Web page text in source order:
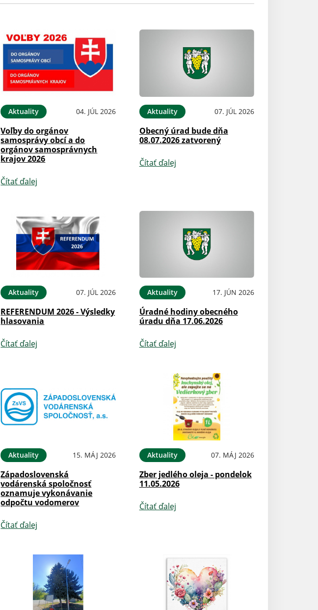
Aktuality 04. JÚL 2026
Voľby do orgánov
samosprávy obcí a do
orgánov samosprávnych
krajov 2026
Čítať ďalej
Aktuality 07. JÚL 2026
Obecný úrad bude dňa
08.07.2026 zatvorený
Čítať ďalej
Aktuality 07. JÚL 2026
REFERENDUM 2026 - Výsledky
hlasovania
Čítať ďalej
Aktuality 17. JÚN 2026
Úradné hodiny obecného
úradu dňa 17.06.2026
Čítať ďalej
Aktuality 15. MÁJ 2026
Západoslovenská
vodárenská spoločnosť
oznamuje vykonávanie
odpočtu vodomerov
Čítať ďalej
Aktuality 07. MÁJ 2026
Zber jedlého oleja - pondelok
11.05.2026
Čítať ďalej